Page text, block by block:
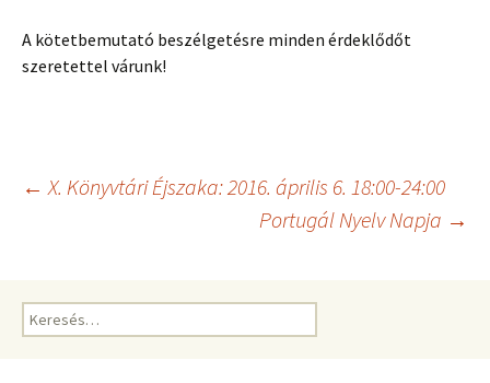
A kötetbemutató beszélgetésre minden érdeklődőt
szeretettel várunk!
Bejegyzés
← X. Könyvtári Éjszaka: 2016. április 6. 18:00-24:00
Portugál Nyelv Napja →
Keresés: